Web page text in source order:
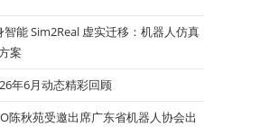
能 Sim2Real 虚实迁移：机器人仿真
案
年6月动态精彩回顾
陈秋苑受邀出席广东省机器人协会出